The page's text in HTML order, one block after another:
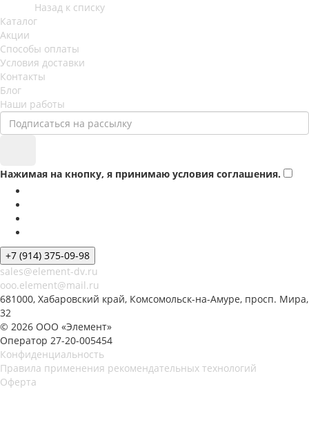
Назад к списку
Каталог
Акции
Способы оплаты
Условия доставки
Контакты
Блог
Наши работы
Нажимая на кнопку, я принимаю условия соглашения.
+7 (914) 375-09-98
sales@element-dv.ru
ooo.element@mail.ru
681000, Хабаровский край, Комсомольск-на-Амуре, просп. Мира,
32
© 2026 ООО «Элемент»
Оператор 27-20-005454
Конфиденциальность
Правила применения рекомендательных технологий
Оферта